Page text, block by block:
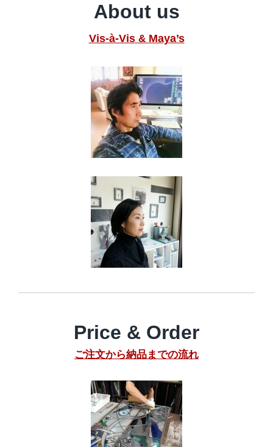
About us
Vis-à-Vis& Maya’s
Price & Order
ご注文から納品までの流れ